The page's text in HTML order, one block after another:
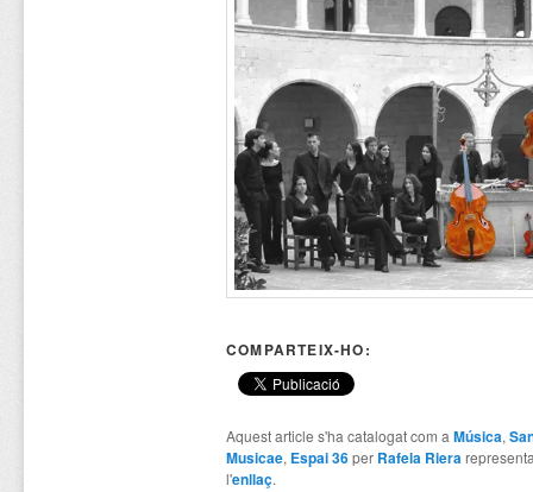
COMPARTEIX-HO:
Aquest article s'ha catalogat com a Música,
Musicae, Espai 36per Rafela Riera
l'enllaç.